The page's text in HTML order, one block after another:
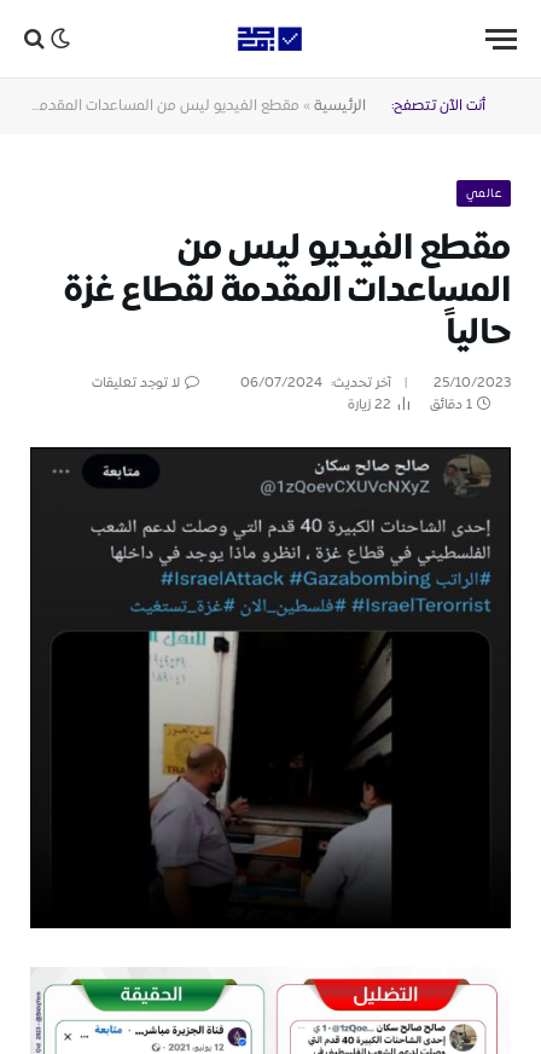
أنت الآن تتصفح: الرئيسية » مقطع الفيديو ليس من المساعدات المقدمة لقطاع غزة حالياً
عالمي
مقطع الفيديو ليس من
المساعدات المقدمة لقطاع غزة
حالياً
25/10/2023 آخر تحديث: 06/07/2024
لا توجد تعليقات
1 دقائق
22زيارة